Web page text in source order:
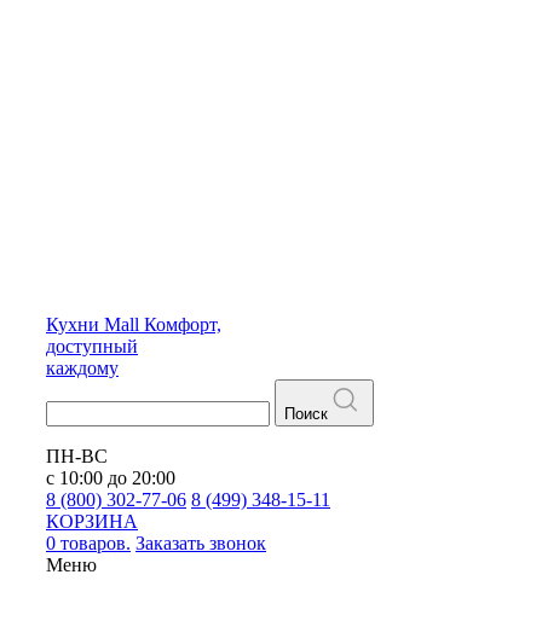
Кухни Mall Комфорт,
доступный
каждому
Поиск
ПН-ВС
с 10:00 до 20:00
8 (800) 302-77-06 8 (499) 348-15-11
КОРЗИНА
0 товаров. Заказать звонок
Меню